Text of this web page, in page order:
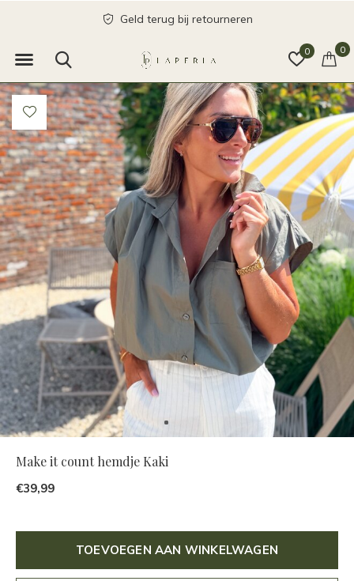
0 0
Geld terug bij retourneren
Make it count hemdje Kaki
€39,99
TOEVOEGEN AAN WINKELWAGEN